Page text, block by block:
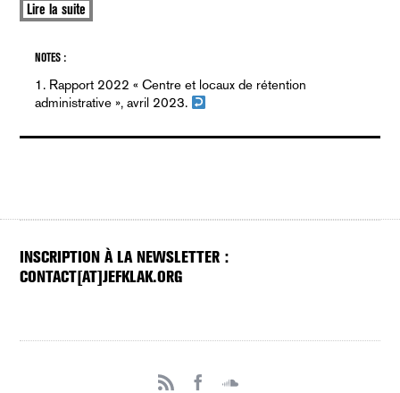
Lire la suite
Rapport 2022 « Centre et locaux de rétention
administrative », avril 2023.
INSCRIPTION À LA NEWSLETTER :
CONTACT[AT]JEFKLAK.ORG